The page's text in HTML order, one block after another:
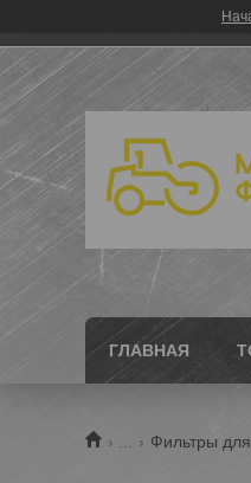
ГЛАВНАЯ
Фильтры